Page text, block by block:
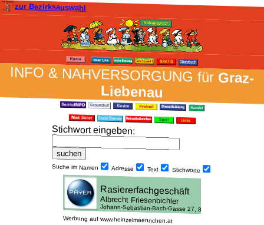
zur Bezirksauswahl
INFO & NAH­VER­SORG­UNG fürGraz-
Liebenau
Stich­wort ein­geben:
Suche im Namen Adresse Text Stich­worte
Werbung auf www.heinzelmaennchen.at